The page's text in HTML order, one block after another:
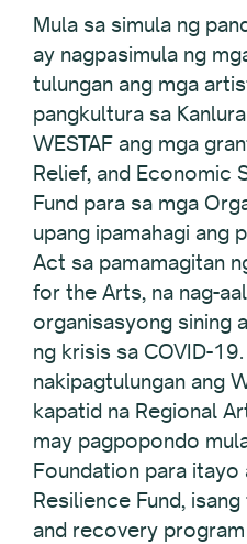
Mula sa simula ng
ay nagpasimula ng
tulungan ang mga
pangkultura sa
WESTAF ang mga
Relief, and Economic
Fund para sa mga
upang ipamahagi ang
Act sa pamamagitan
for the Arts, na nag-
organisasyong sining
ng krisis sa COVID-
nakipagtulungan ang
kapatid na Regional
may pagpopondo
Foundation para itayo
Resilience Fund,
and recovery